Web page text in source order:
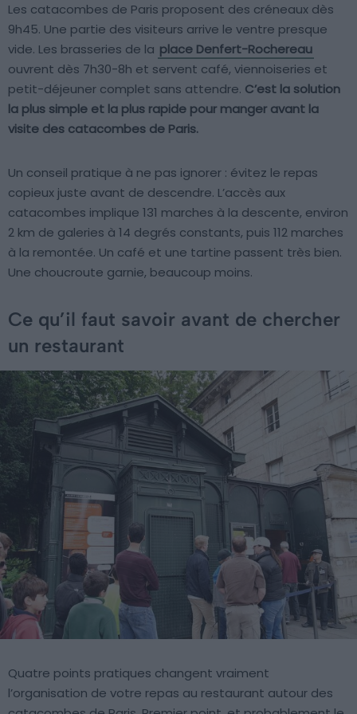
Les catacombes de Paris proposent des créneaux dès
9h45. Une partie des visiteurs arrive le ventre presque
vide. Les brasseries de la place Denfert-Rochereau
ouvrent dès 7h30-8h et servent café, viennoiseries et
petit-déjeuner complet sans attendre. C’est la solution
la plus simple et la plus rapide pour manger avant la
visite des catacombes de Paris.
Un conseil pratique à ne pas ignorer : évitez le repas
copieux juste avant de descendre. L’accès aux
catacombes implique 131 marches à la descente, environ
2 km de galeries à 14 degrés constants, puis 112 marches
à la remontée. Un café et une tartine passent très bien.
Une choucroute garnie, beaucoup moins.
Ce qu’il faut savoir avant de chercher
un restaurant
Quatre points pratiques changent vraiment
l’organisation de votre repas au restaurant autour des